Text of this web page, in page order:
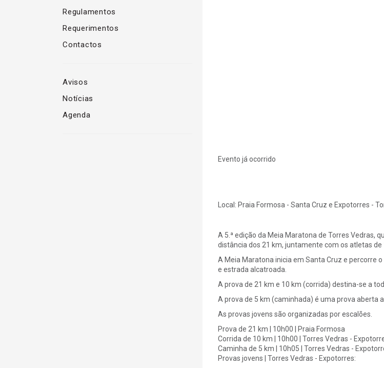
Regulamentos
Requerimentos
Contactos
Avisos
Notícias
Agenda
Evento já ocorrido
Local: Praia Formosa - Santa Cruz e Expotorres -
A 5.ª edição da Meia Maratona de Torres Vedras,
distância dos 21 km, juntamente com os atletas
A Meia Maratona inicia em Santa Cruz e percorre
e estrada alcatroada.
A prova de 21 km e 10 km (corrida) destina-se a
A prova de 5 km (caminhada) é uma prova aberta
As provas jovens são organizadas por escalões.
Prova de 21 km | 10h00 | Praia Formosa
Corrida de 10 km | 10h00 | Torres Vedras -
Caminha de 5 km | 10h05 | Torres Vedras -
Provas jovens | Torres Vedras - Expotorres: